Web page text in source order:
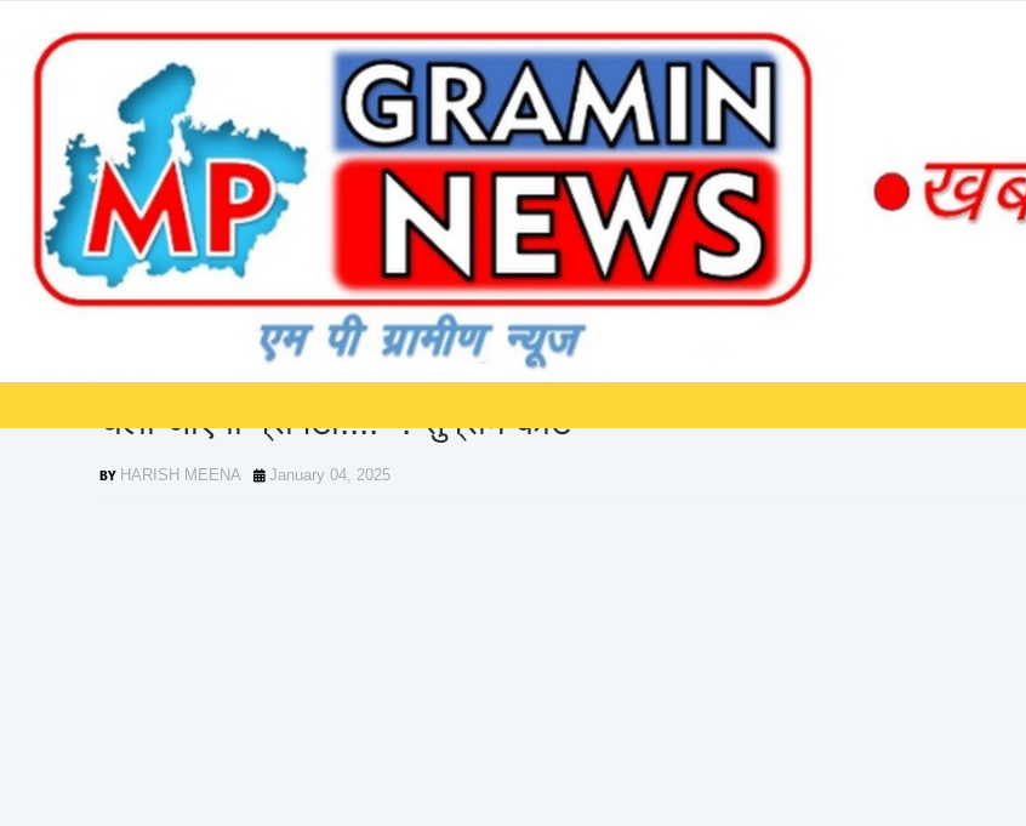
Home *नई दिल्ली: (बहुत ही सराहनीय फैसला) "माता-पिता की नहीं की देखभाल, तो चली जाएगी प्रॉपर्टी...." : सुप्रीम कोर्ट*
*नई दिल्ली: (बहुत ही सराहनीय फैसला) "माता-पिता की नहीं की देखभाल, तो
चली जाएगी प्रॉपर्टी...." : सुप्रीम कोर्ट*
HARISH MEENA January 04, 2025